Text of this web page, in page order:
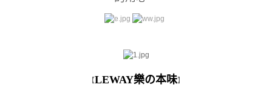
【LEWAY樂の本味】